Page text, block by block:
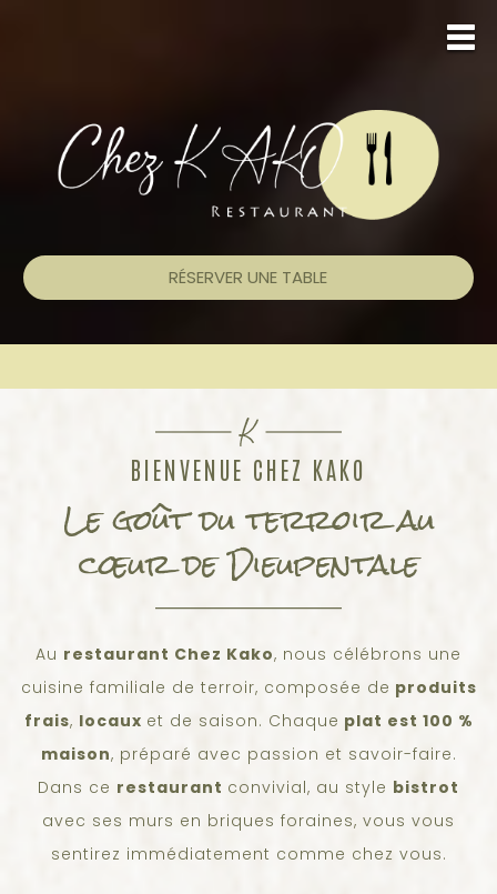
RÉSERVER UNE TABLE
BIENVENUE CHEZ KAKO
Le goût du terroir au
cœur de Dieupentale
Au restaurant Chez Kako, nous célébrons une
cuisine familiale de terroir, composée de produits
frais, locaux et de saison. Chaque plat est 100 %
maison, préparé avec passion et savoir-faire.
Dans ce restaurant convivial, au style bistrot
avec ses murs en briques foraines, vous vous
sentirez immédiatement comme chez vous.